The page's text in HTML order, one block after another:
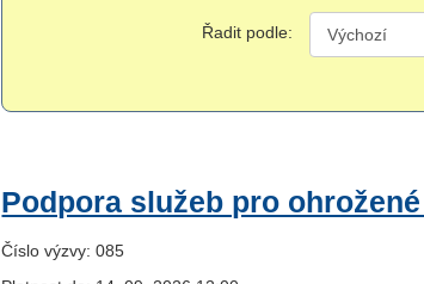
Řadit podle:
Podpora služeb pro
Číslo výzvy: 085